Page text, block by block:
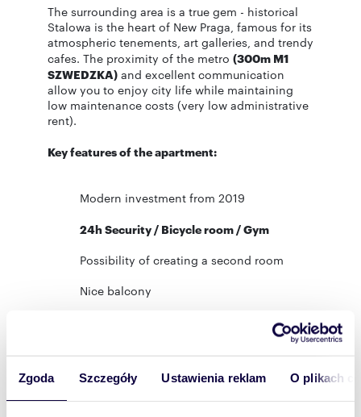
Zgoda Szczegóły Ustawienia reklam O plikach
The surrounding area is a true gem - historical
Stalowa is the heart of New Praga, famous for its
atmospheric tenements, art galleries, and trendy
cafes. The proximity of the metro (300m M1
SZWEDZKA) and excellent communication
allow you to enjoy city life while maintaining
low maintenance costs (very low administrative
rent).
Key features of the apartment:
Modern investment from 2019
24h Security / Bicycle room / Gym
Possibility of creating a second room
Nice balcony
Perfect condition
Full ownership (Land and Mortgage
Register - KW)